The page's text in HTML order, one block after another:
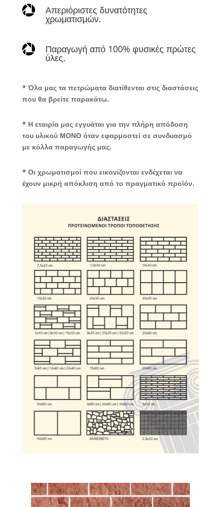
 Απεριόριστες δυνατότητες
χρωματισμών.
 Παραγωγή από 100% φυσικές πρώτες
ύλες.
* Όλα μας τα πετρώματα διατίθενται στις διαστάσεις
που θα βρείτε παρακάτω.
* Η εταιρία μας εγγυάται για την πλήρη απόδοση
του υλικού ΜΟΝΟ όταν εφαρμοστεί σε συνδυασμό
με κόλλα παραγωγής μας.
* Οι χρωματισμοί που εικονίζονται ενδέχεται να
έχουν μικρή απόκλιση από το πραγματικό προϊόν.